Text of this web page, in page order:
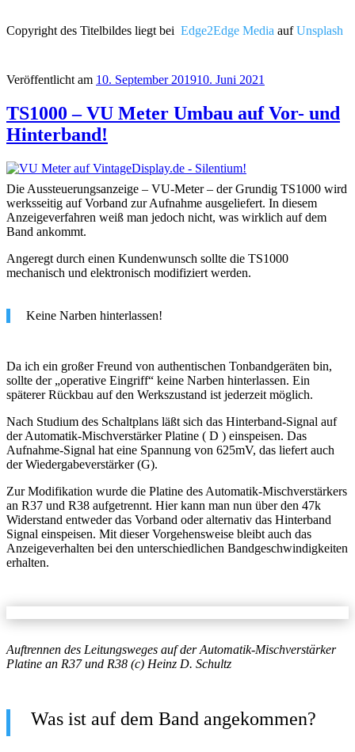
Copyright des Titelbildes liegt bei Edge2Edge Media aufUnsplash
Veröffentlicht am 10. September 201910. Juni 2021
TS1000 – VU Meter Umbau auf Vor- und
Hinterband!
Die Aussteuerungsanzeige – VU-Meter – der Grundig TS1000 wird
werksseitig auf Vorband zur Aufnahme ausgeliefert. In diesem
Anzeigeverfahren weiß man jedoch nicht, was wirklich auf dem
Band ankommt.
Angeregt durch einen Kundenwunsch sollte die TS1000
mechanisch und elektronisch modifiziert werden.
Keine Narben hinterlassen!
Da ich ein großer Freund von authentischen Tonbandgeräten bin,
sollte der „operative Eingriff“ keine Narben hinterlassen. Ein
späterer Rückbau auf den Werkszustand ist jederzeit möglich.
Nach Studium des Schaltplans läßt sich das Hinterband-Signal auf
der Automatik-Mischverstärker Platine ( D ) einspeisen. Das
Aufnahme-Signal hat eine Spannung von 625mV, das liefert auch
der Wiedergabeverstärker (G).
Zur Modifikation wurde die Platine des Automatik-Mischverstärkers
an R37 und R38 aufgetrennt. Hier kann man nun über den 47k
Widerstand entweder das Vorband oder alternativ das Hinterband
Signal einspeisen. Mit dieser Vorgehensweise bleibt auch das
Anzeigeverhalten bei den unterschiedlichen Bandgeschwindigkeiten
erhalten.
Auftrennen des Leitungsweges auf der Automatik-Mischverstärker
Platine an R37 und R38 (c) Heinz D. Schultz
Was ist auf dem Band angekommen?